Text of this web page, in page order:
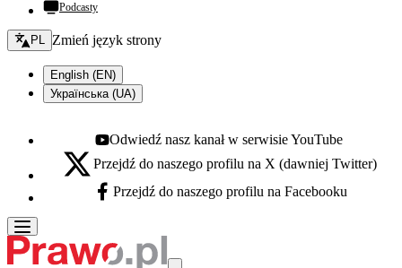
Podcasty
Zmień język - bieżący:
PL Zmień język strony
English (EN)
Українська (UA)
Youtube - otwiera się w nowej karcie
Odwiedź nasz kanał w serwisie YouTube
X - otwiera się w nowej karcie
Przejdź do naszego profilu na X (dawniej Twitter)
Facebook - otwiera się w nowej karcie
Przejdź do naszego profilu na Facebooku